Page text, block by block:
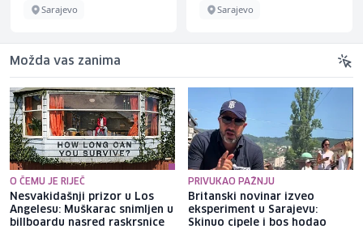
Sarajevo Sarajevo
Možda vas zanima
O ČEMU JE RIJEČ
Nesvakidašnji prizor u Los
Angelesu: Muškarac snimljen u
billboardu nasred raskrsnice
PRIVUKAO PAŽNJU
Britanski novinar izveo
eksperiment u Sarajevu:
Skinuo cipele i bos hodao